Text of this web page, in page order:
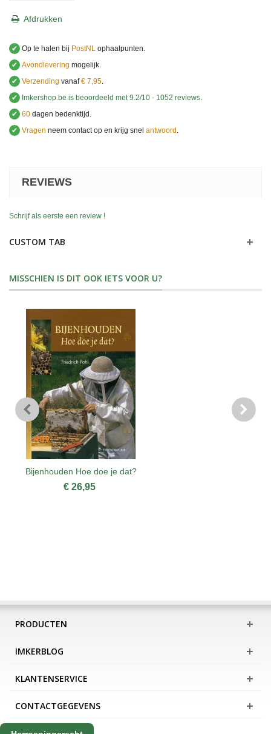
Afdrukken
✔ Op te halen bij PostNL ophaalpunten.
✔ Avondlevering mogelijk.
✔ Verzending vanaf€ 7,95.
✔
Imkershop.be is beoordeeld met9.2/10 - 1052 reviews.
✔ 60 dagen bedenktijd.
✔ Vragen neem contact op en krijg snel antwoord .
REVIEWS
Schrijf als eerste een review !
CUSTOM TAB
MISSCHIEN IS DIT OOK IETS VOOR U?
Bijenhouden Hoe doe je dat?
€ 26,95
PRODUCTEN
IMKERBLOG
KLANTENSERVICE
CONTACTGEGEVENS